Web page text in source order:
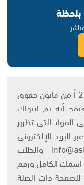
بلحظة
يتم الاستخدام المواد وفقًا للمادة 27 أ من قانون حقوق
وإن كنت تعتقد أنه تم انتهاك
التي تظهر
البريد الإلكتروني
على العنوان التالي: info@ashams.com والطلب
اسمك الكامل ورقم
للصفحة ذات الصلة